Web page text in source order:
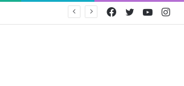
Twitter
Facebook